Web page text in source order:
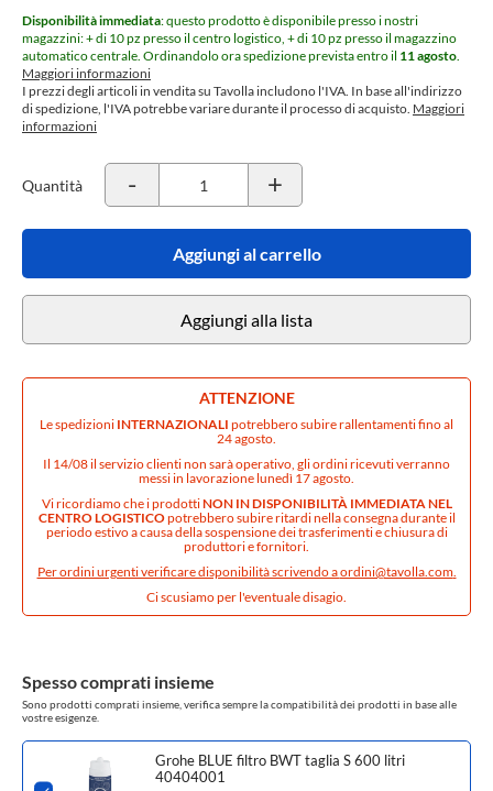
Disponibilità immediata: questo prodotto è disponibile presso i nostri
magazzini: + di 10 pz presso il centro logistico, + di 10 pz presso il magazzino
automatico centrale. Ordinandolo ora spedizione prevista entro il 11 agosto.
Maggiori informazioni
I prezzi degli articoli in vendita su Tavolla includono l'IVA. In base all'indirizzo
di spedizione, l'IVA potrebbe variare durante il processo di acquisto. Maggiori
informazioni
Quantità - +
Aggiungi al carrello
Aggiungi alla lista
ATTENZIONE
Le spedizioni INTERNAZIONALI potrebbero subire rallentamenti fino al
24 agosto.
Il 14/08 il servizio clienti non sarà operativo, gli ordini ricevuti verranno
messi in lavorazione lunedì 17 agosto.
Vi ricordiamo che i prodottiNON IN DISPONIBILITÀ IMMEDIATA NEL
CENTRO LOGISTICOpotrebbero subire ritardi nella consegna durante il
periodo estivo a causa della sospensione dei trasferimenti e chiusura di
produttori e fornitori.
Per ordini urgenti verificare disponibilità scrivendo aordini@tavolla.com.
Ci scusiamo per l'eventuale disagio.
Spesso comprati insieme
Sono prodotti comprati insieme, verifica sempre la compatibilità dei prodotti in base alle
vostre esigenze.
Grohe BLUE filtro BWT taglia S 600 litri
40404001